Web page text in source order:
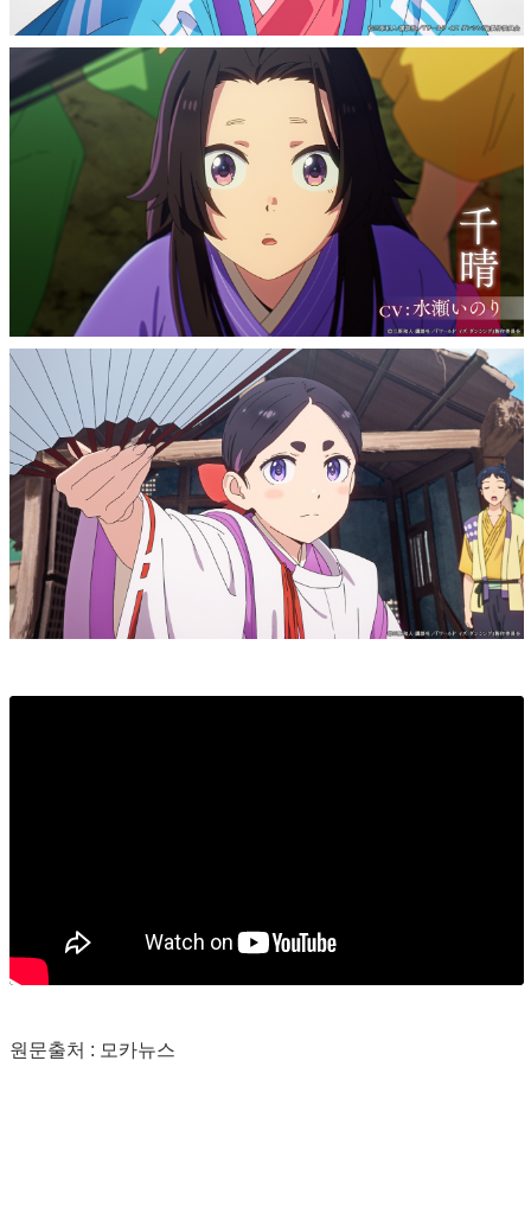
원문출처 : 모카뉴스